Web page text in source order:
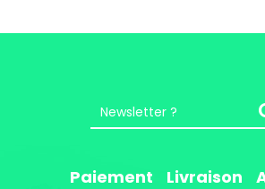
Paiement Livraison